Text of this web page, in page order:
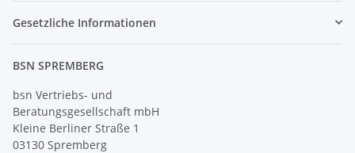
Gesetzliche Informationen
BSN SPREMBERG
bsn Vertriebs- und
Beratungsgesellschaft mbH
Kleine Berliner Straße 1
03130 Spremberg